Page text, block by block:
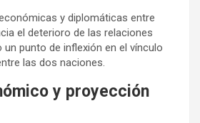
y diplomáticas entre
el deterioro de las relaciones
punto de inflexión en el vínculo
las dos naciones.
y proyección